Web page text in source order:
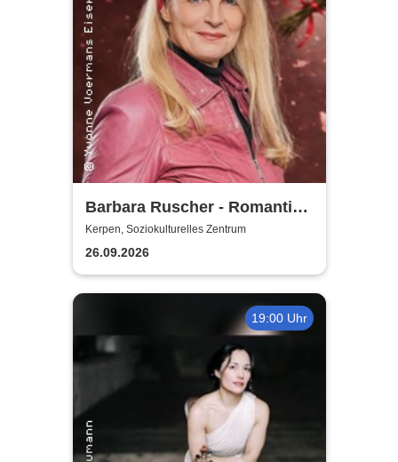
Barbara Ruscher - Romantik,
aber zack, zack!
Kerpen, Soziokulturelles Zentrum
26.09.2026
19:00 Uhr